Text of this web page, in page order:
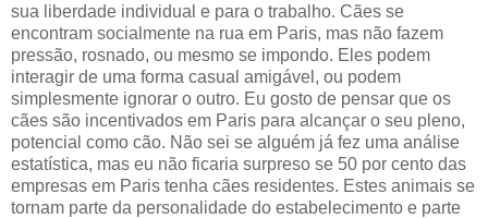
sua liberdade individual e para o trabalho. Cães se
encontram socialmente na rua em Paris, mas não fazem
pressão, rosnado, ou mesmo se impondo. Eles podem
interagir de uma forma casual amigável, ou podem
simplesmente ignorar o outro. Eu gosto de pensar que os
cães são incentivados em Paris para alcançar o seu pleno,
potencial como cão. Não sei se alguém já fez uma análise
estatística, mas eu não ficaria surpreso se 50 por cento das
empresas em Paris tenha cães residentes. Estes animais se
tornam parte da personalidade do estabelecimento e parte